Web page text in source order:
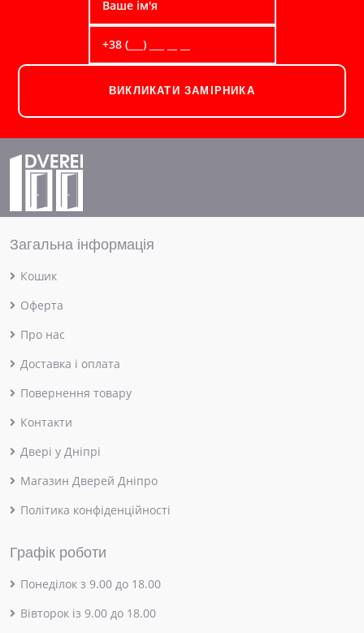
ВИКЛИКАТИ ЗАМІРНИКА
Загальна інформація
Кошик
Оферта
Про нас
Доставка і оплата
Повернення товару
Контакти
Двері у Дніпрі
Магазин Дверей Дніпро
Політика конфіденційності
Графік роботи
Понеділок з 9.00 до 18.00
Вівторок із 9.00 до 18.00